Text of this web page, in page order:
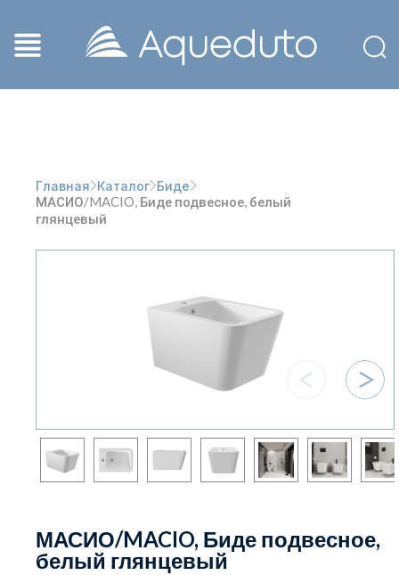
Главная Каталог Биде
МАСИО/MACIO, Биде подвесное, белый
глянцевый
МАСИО/MACIO, Биде подвесное,
белый глянцевый